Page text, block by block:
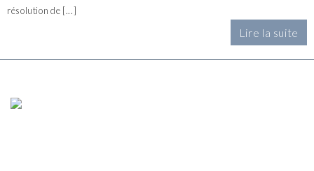
résolution de [...]
Lire la suite